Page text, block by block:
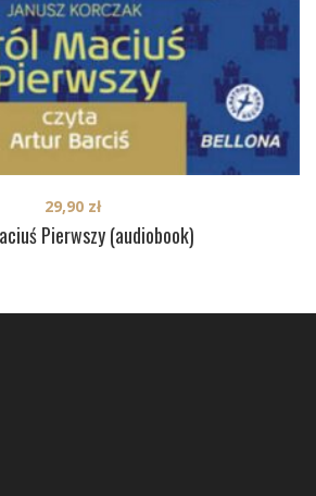
Pierwszy (audiobook)
29,90 zł